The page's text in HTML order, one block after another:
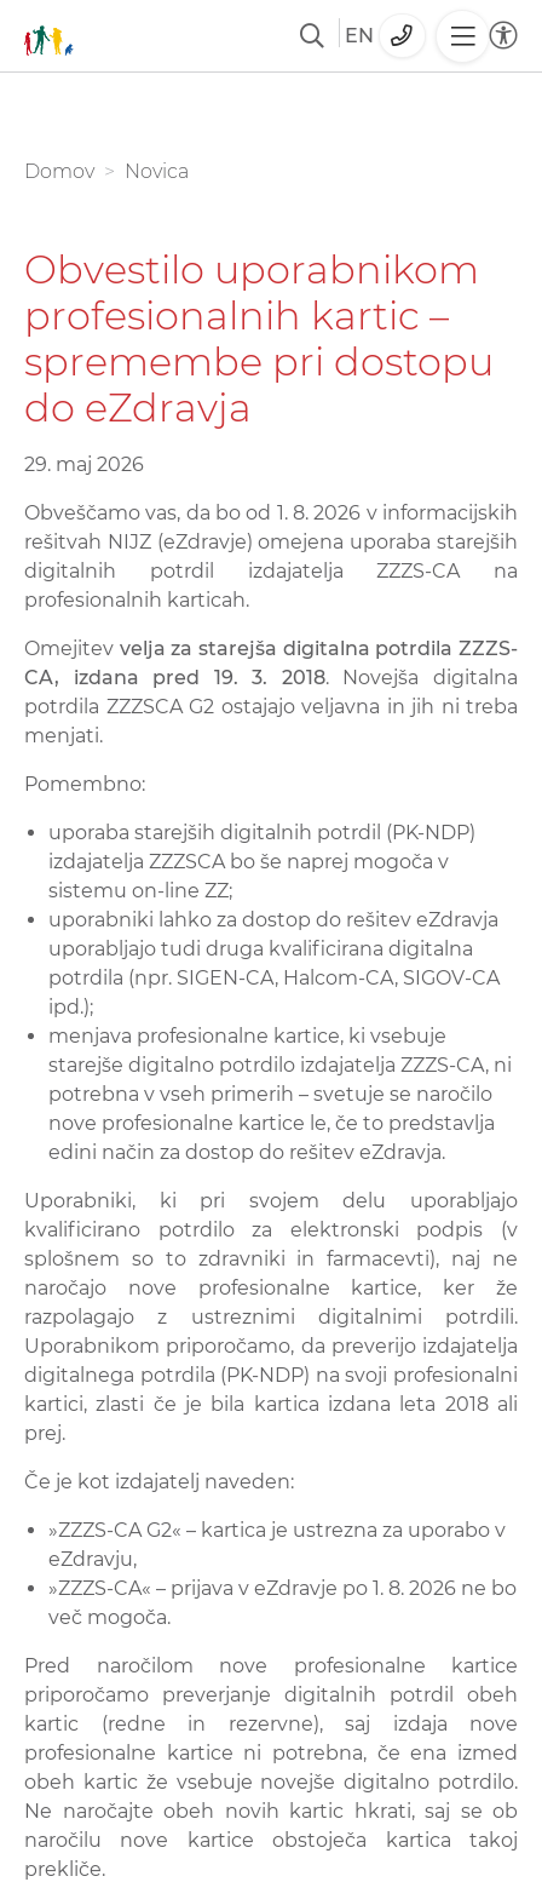
glavno
EN
You are here:
Domov Novica
Obvestilo uporabnikom
profesionalnih kartic –
spremembe pri dostopu
do eZdravja
29. maj 2026
Obveščamo vas, da bo od 1. 8. 2026 v informacijskih
rešitvah NIJZ (eZdravje) omejena uporaba starejših
digitalnih potrdil izdajatelja ZZZS-CA na
profesionalnih karticah.
Omejitev velja za starejša digitalna potrdila ZZZS­
CA, izdana pred 19. 3. 2018. Novejša digitalna
potrdila ZZZS­CA G2 ostajajo veljavna in jih ni treba
menjati.
Pomembno:
uporaba starejših digitalnih potrdil (PK-NDP)
izdajatelja ZZZS­CA bo še naprej mogoča v
sistemu on-line ZZ;
uporabniki lahko za dostop do rešitev eZdravja
uporabljajo tudi druga kvalificirana digitalna
potrdila (npr. SIGEN-CA, Halcom-CA, SIGOV-CA
ipd.);
menjava profesionalne kartice, ki vsebuje
starejše digitalno potrdilo izdajatelja ZZZS-CA, ni
potrebna v vseh primerih – svetuje se naročilo
nove profesionalne kartice le, če to predstavlja
edini način za dostop do rešitev eZdravja.
Uporabniki, ki pri svojem delu uporabljajo
kvalificirano potrdilo za elektronski podpis (v
splošnem so to zdravniki in farmacevti), naj ne
naročajo nove profesionalne kartice, ker že
razpolagajo z ustreznimi digitalnimi potrdili.
Uporabnikom priporočamo, da preverijo izdajatelja
digitalnega potrdila (PK-NDP) na svoji profesionalni
kartici, zlasti če je bila kartica izdana leta 2018 ali
prej.
Če je kot izdajatelj naveden:
»ZZZS-CA G2« – kartica je ustrezna za uporabo v
eZdravju,
»ZZZS-CA« – prijava v eZdravje po 1. 8. 2026 ne bo
več mogoča.
Pred naročilom nove profesionalne kartice
priporočamo preverjanje digitalnih potrdil obeh
kartic (redne in rezervne), saj izdaja nove
profesionalne kartice ni potrebna, če ena izmed
obeh kartic že vsebuje novejše digitalno potrdilo.
Ne naročajte obeh novih kartic hkrati, saj se ob
naročilu nove kartice obstoječa kartica takoj
prekliče.